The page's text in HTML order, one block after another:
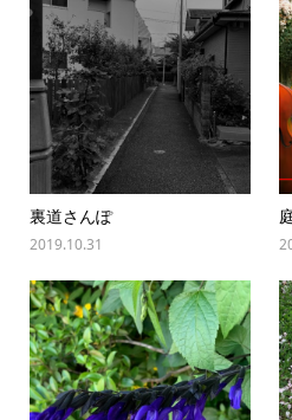
裏道さんぽ
2019.10.31